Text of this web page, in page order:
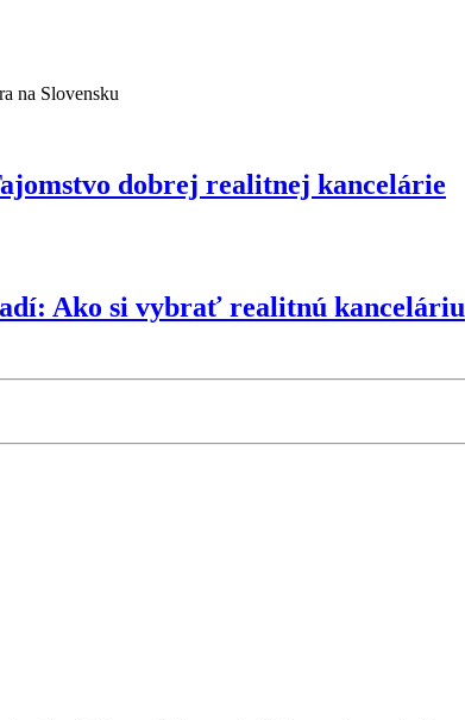
na Slovensku
dobrej realitnej kancelárie
Ako si vybrať realitnú kanceláriu